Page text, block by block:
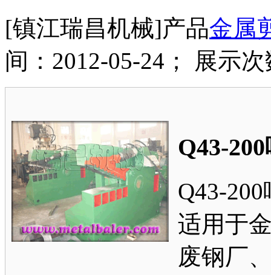
[镇江瑞昌机械]产品金属
间：2012-05-24； 展示
Q43-
Q43-200
适用于
废钢厂